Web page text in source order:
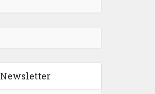
Newsletter